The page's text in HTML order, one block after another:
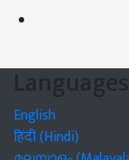
Languages
English
हिंदी (Hindi)